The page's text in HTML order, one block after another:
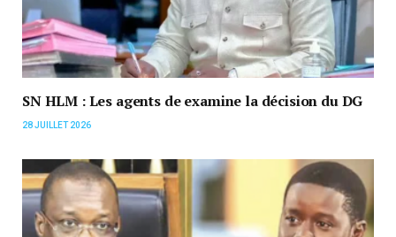
SN HLM : Les agents de examine la décision du DG
28 JUILLET 2026